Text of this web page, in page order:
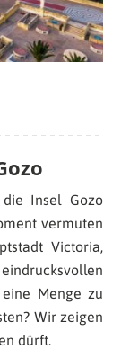
Insel Gozo
vermuten
Victoria,
Menge zu
Wir zeigen
dürft.